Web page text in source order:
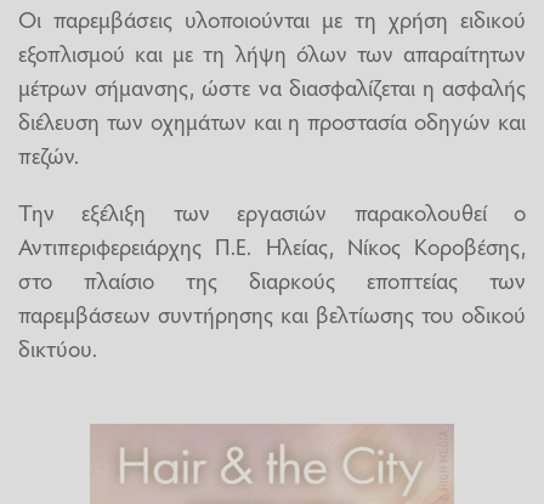
Οι παρεμβάσεις υλοποιούνται με τη χρήση ειδικού
εξοπλισμού και με τη λήψη όλων των απαραίτητων
μέτρων σήμανσης, ώστε να διασφαλίζεται η ασφαλής
διέλευση των οχημάτων και η προστασία οδηγών και
πεζών.
Την εξέλιξη των εργασιών παρακολουθεί ο
Αντιπεριφερειάρχης Π.Ε. Ηλείας, Νίκος Κοροβέσης,
στο πλαίσιο της διαρκούς εποπτείας των
παρεμβάσεων συντήρησης και βελτίωσης του οδικού
δικτύου.